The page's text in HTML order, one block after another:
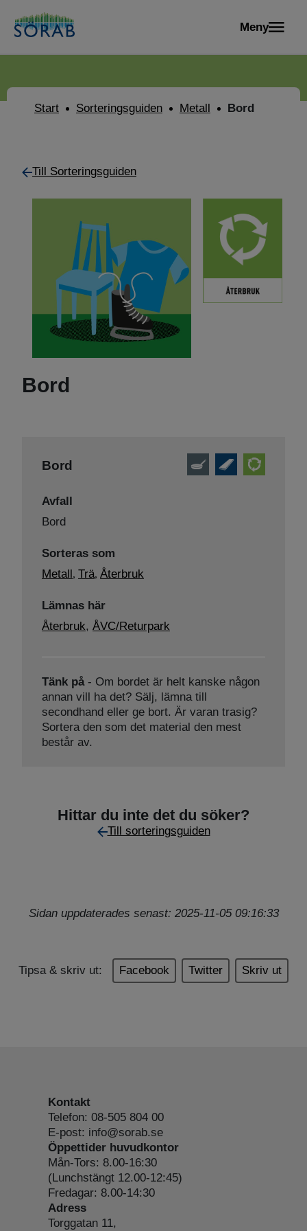
Meny
Start Sorteringsguiden Metall Bord
Till Sorteringsguiden
Bord
Bord
Avfall
Bord
Sorteras som
Metall, Trä, Återbruk
Lämnas här
Återbruk, ÅVC/Returpark
Tänk på- Om bordet är helt kanske någon
annan vill ha det? Sälj, lämna till
secondhand eller ge bort. Är varan trasig?
Sortera den som det material den mest
består av.
Hittar du inte det du söker?
Till sorteringsguiden
Sidan uppdaterades senast: 2025-11-05 09:16:33
Tipsa & skriv ut: Facebook Twitter Skriv ut
Kontakt
Telefon: 08-505 804 00
E-post: info@sorab.se
Öppettider huvudkontor
Mån-Tors: 8.00-16:30
(Lunchstängt 12.00-12:45)
Fredagar: 8.00-14:30
Adress
Torggatan 11,